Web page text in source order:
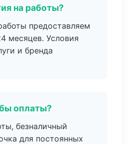
на работы?
предоставляем
месяцев. Условия
и бренда
оплаты?
безналичный
для постоянных